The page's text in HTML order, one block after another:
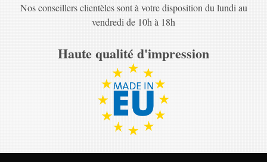
Nos conseillers clientèles sont à votre disposition du lundi au
vendredi de 10h à 18h
Haute qualité d'impression